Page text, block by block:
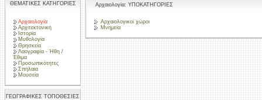
ΘΕΜΑΤΙΚΕΣ ΚΑΤΗΓΟΡΙΕΣ
Αρχαιολογία
Αρχιτεκτονική
Ιστορία
Μυθολογία
Θρησκεία
Λαογραφία - Ήθη /
Έθιμα
Προσωπικότητες
Σπήλαια
Μουσεία
ΓΕΩΓΡΑΦΙΚΕΣ ΤΟΠΟΘΕΣΙΕΣ
Αρχαιολογία: ΥΠΟΚΑΤΗΓΟΡΙΕΣ
Αρχαιολογικοί χώροι
Μνημεία